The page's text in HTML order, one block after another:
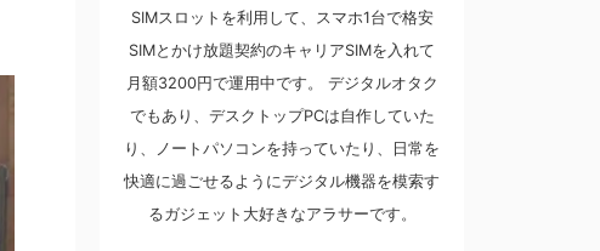
SIMスロットを利用して、スマホ1台で格安
SIMとかけ放題契約のキャリアSIMを入れて
月額3200円で運用中です。 デジタルオタク
でもあり、デスクトップPCは自作していた
り、ノートパソコンを持っていたり、日常を
快適に過ごせるようにデジタル機器を模索す
るガジェット大好きなアラサーです。